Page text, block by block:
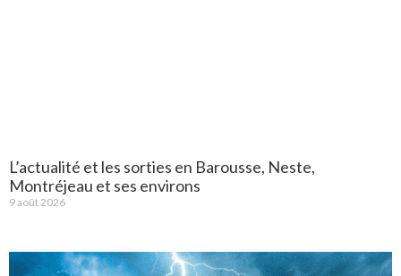
L’actualité et les sorties en Barousse, Neste,
Montréjeau et ses environs
9 août 2026